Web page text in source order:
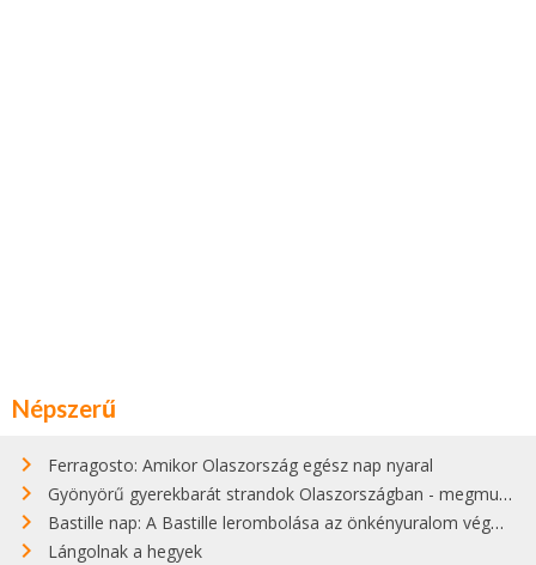
Népszerű
Ferragosto: Amikor Olaszország egész nap nyaral
Gyönyörű gyerekbarát strandok Olaszországban - megmutatjuk a 15 legjobbat
Bastille nap: A Bastille lerombolása az önkényuralom végét jelentette
Lángolnak a hegyek